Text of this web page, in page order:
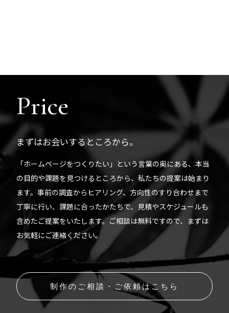
Price
まずはお会いするところから。
「ホームページをつくりたい」という言葉の奥にある、本当
の目的や課題を見つけるところから、私たちの提案は始まり
ます。事前の調査からヒアリング、方向性のすり合わせまで
丁寧に行い、課題に合ったかたちで、見積やスケジュールも
含めたご提案をいたします。ご相談は無料ですので、まずは
お気軽にご連絡ください。
制作のご相談・ご依頼はこちら